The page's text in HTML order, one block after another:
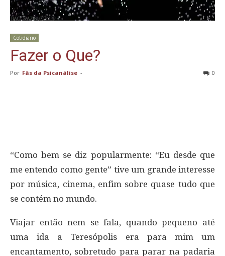
Cotidiano
Fazer o Que?
Por Fãs da Psicanálise - 0
“Como bem se diz popularmente: “Eu desde que
me entendo como gente” tive um grande interesse
por música, cinema, enfim sobre quase tudo que
se contém no mundo.
Viajar então nem se fala, quando pequeno até
uma ida a Teresópolis era para mim um
encantamento, sobretudo para parar na padaria